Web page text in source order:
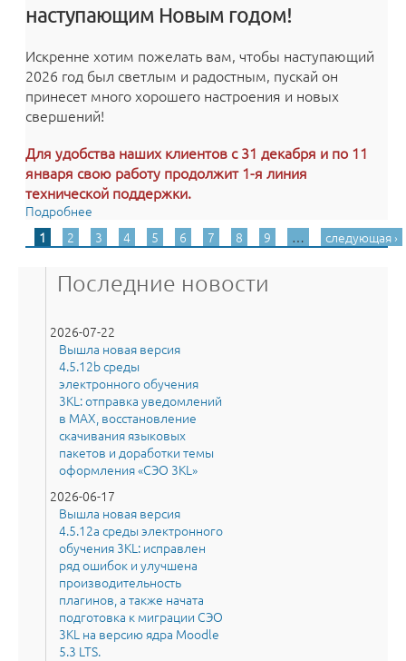
наступающим Новым годом!
Искренне хотим пожелать вам, чтобы наступающий
2026 год был светлым и радостным, пускай он
принесет много хорошего настроения и новых
свершений!
Для удобства наших клиентов с 31 декабря и по 11
января свою работу продолжит 1-я линия
технической поддержки.
Подробнее
праздничные дни
Страницы
1 2 3 4 5 6 7 8 9 … следующая ›
Последние новости
2026-07-22
Вышла новая версия
4.5.12b среды
электронного обучения
3KL: отправка уведомлений
в MAX, восстановление
скачивания языковых
пакетов и доработки темы
оформления «СЭО 3KL»
2026-06-17
Вышла новая версия
4.5.12a среды электронного
обучения 3KL: исправлен
ряд ошибок и улучшена
производительность
плагинов, а также начата
подготовка к миграции СЭО
3KL на версию ядра Moodle
5.3 LTS.